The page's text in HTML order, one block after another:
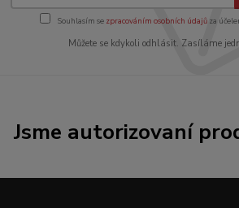
Souhlasím se zpracováním osobních údajůza
Můžete se kdykoli odhlásit. Zasíláme
Jsme autorizovaní